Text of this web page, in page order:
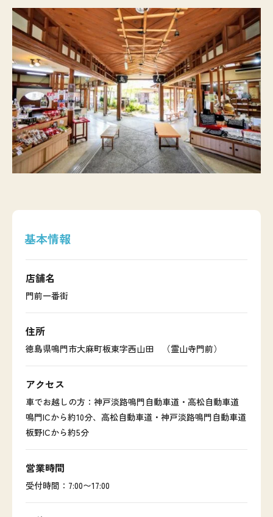
基本情報
店舗名
門前一番街
住所
徳島県鳴門市大麻町板東字西山田 （霊山寺門前）
アクセス
車でお越しの方：神戸淡路鳴門自動車道・高松自動車道
鳴門ICから約10分、高松自動車道・神戸淡路鳴門自動車道
板野ICから約5分
営業時間
受付時間：7:00〜17:00